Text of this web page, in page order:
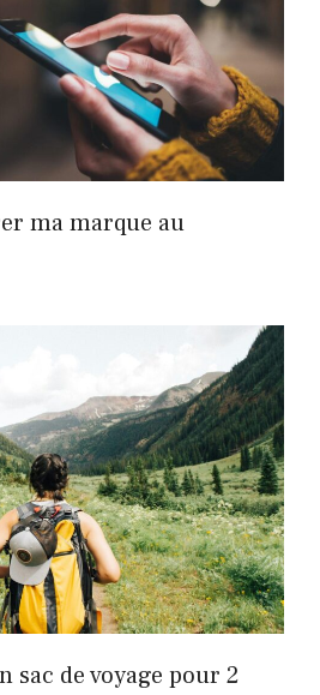
ma marque au
sac de voyage pour 2